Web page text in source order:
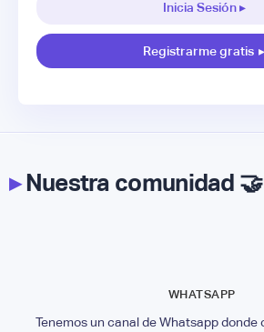
Inicia Sesión ▸
Registrarme gratis ▸
▸Nuestra comunidad 🤝
WHATSAPP
Tenemos un canal de Whatsapp donde